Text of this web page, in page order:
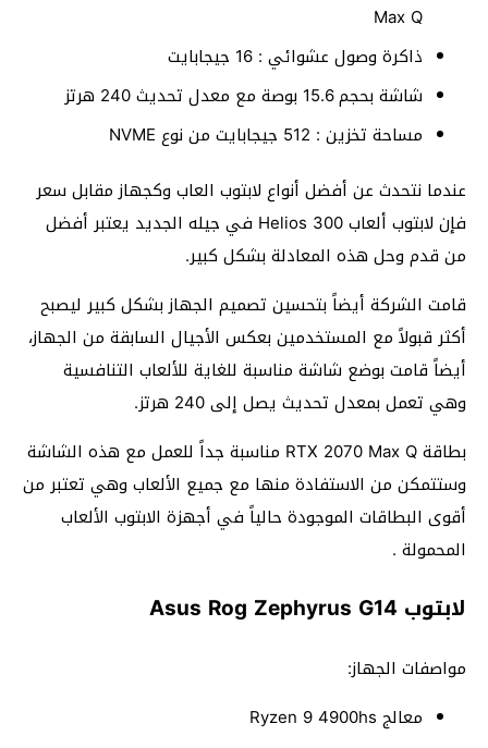
Max Q
ذاكرة وصول عشوائي : 16 جيجابايت
شاشة بحجم 15.6 بوصة مع معدل تحديث 240 هرتز
مساحة تخزين : 512 جيجابايت من نوع NVME
عندما نتحدث عن أفضل أنواع لابتوب العاب وكجهاز مقابل سعر
فإن لابتوب ألعاب Helios 300 في جيله الجديد يعتبر أفضل
من قدم وحل هذه المعادلة بشكل كبير.
قامت الشركة أيضاً بتحسين تصميم الجهاز بشكل كبير ليصبح
أكثر قبولاً مع المستخدمين بعكس الأجيال السابقة من الجهاز،
أيضاً قامت بوضع شاشة مناسبة للغاية للألعاب التنافسية
وهي تعمل بمعدل تحديث يصل إلى 240 هرتز.
بطاقة RTX 2070 Max Q مناسبة جداً للعمل مع هذه الشاشة
وستتمكن من الاستفادة منها مع جميع الألعاب وهي تعتبر من
أقوى البطاقات الموجودة حالياً في أجهزة الابتوب الألعاب
المحمولة .
لابتوب Asus Rog Zephyrus G14
مواصفات الجهاز:
معالج Ryzen 9 4900hs